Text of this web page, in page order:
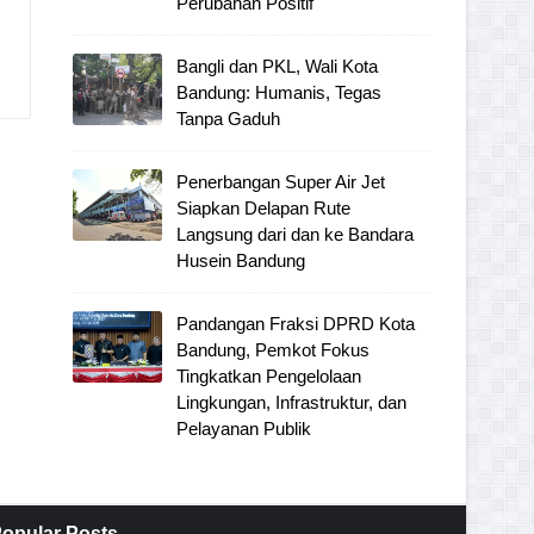
Bangli dan PKL, Wali Kota
Bandung: Humanis, Tegas
Tanpa Gaduh
Penerbangan Super Air Jet
Siapkan Delapan Rute
Langsung dari dan ke Bandara
Husein Bandung
Pandangan Fraksi DPRD Kota
Bandung, Pemkot Fokus
Tingkatkan Pengelolaan
Lingkungan, Infrastruktur, dan
Pelayanan Publik